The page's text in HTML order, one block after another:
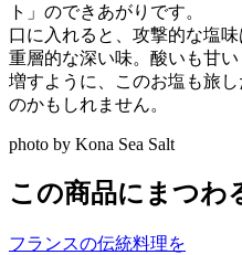
ト」のできあがりです。
口に入れると、攻撃的な塩
重層的な深い味。酸いも甘
増すように、このお塩も旅
のかもしれません。
photo by Kona Sea Salt
この商品にまつわ
フランスの伝統料理を